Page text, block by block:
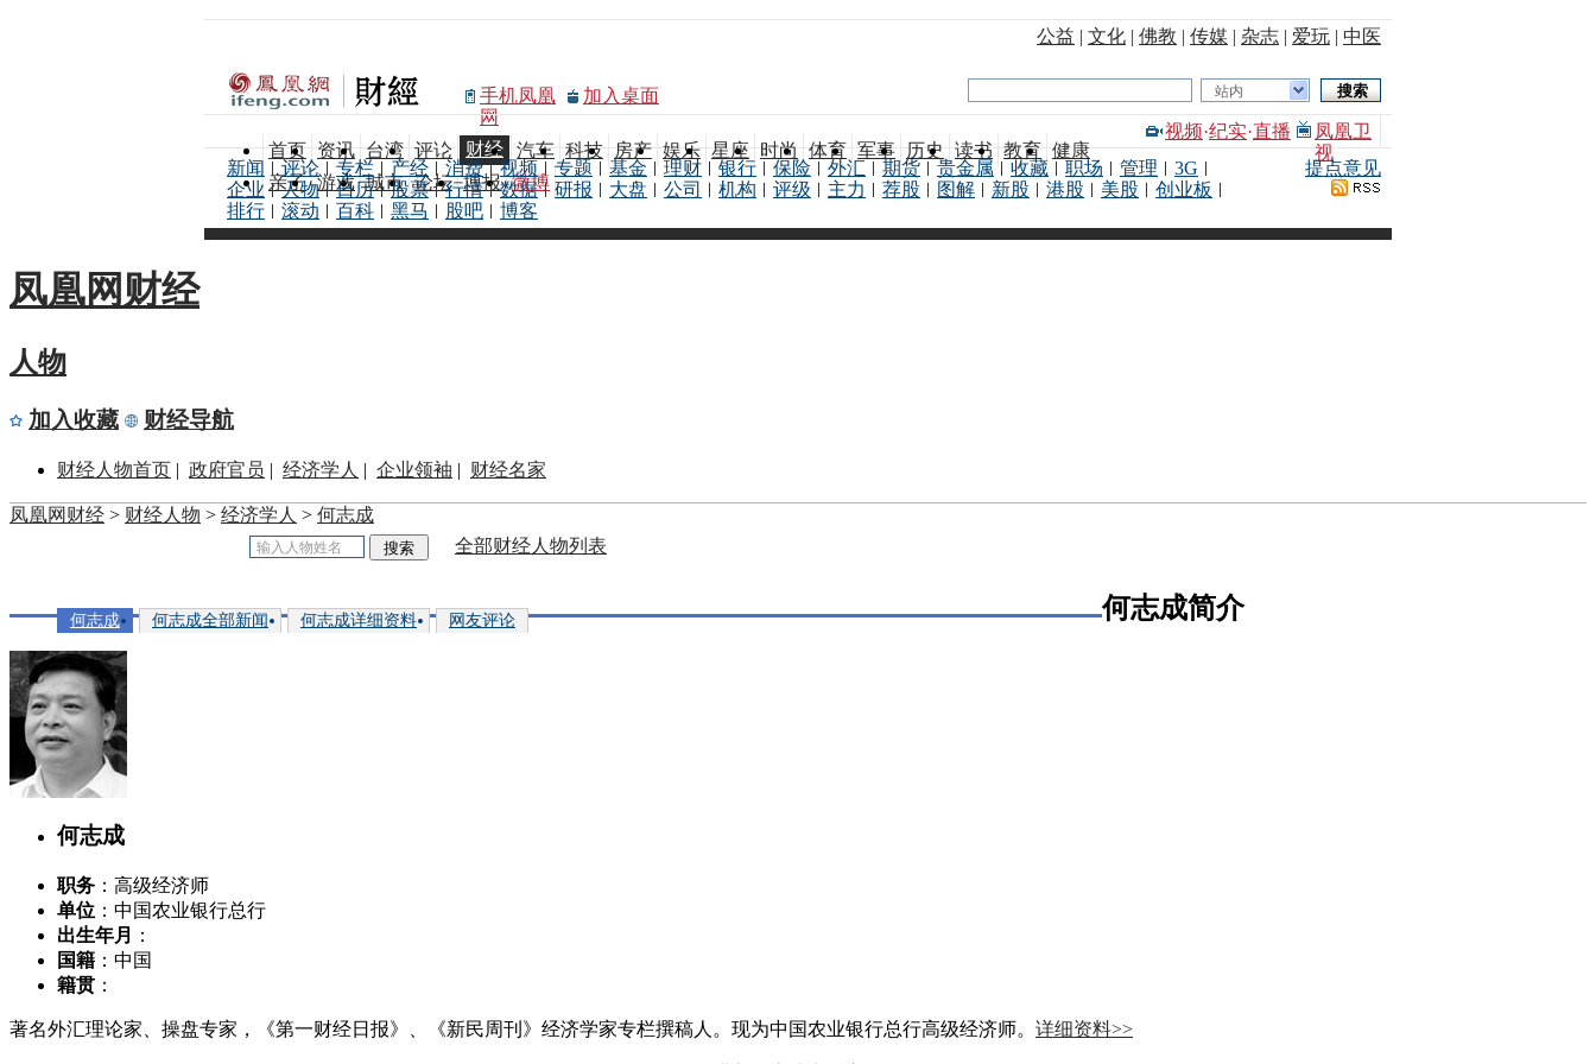
公益 | 文化 | 佛教 | 传媒 | 杂志 | 爱玩 | 中医
手机凤凰
网
加入桌面 站内
首页 资讯 台湾 评论 财经 汽车 科技 房产 娱乐 星座 时尚 体育 军事 历史 读书 教育 健康
亲子 游戏 城市 论坛 博报 微博
视频·纪实·直播
凤凰卫
视
新闻 评论 专栏 产经 消费 视频 专题 基金 理财 银行 保险 外汇 期货 贵金属 收藏 职场 管理
3G
企业
人物 日历 股票 行情 数据 研报 大盘 公司 机构 评级 主力 荐股 图解 新股 港股 美股
创业板
排行
滚动 百科 黑马 股吧 博客
提点意见
凤凰网财经
人物
加入收藏 财经导航
财经人物首页 | 政府官员 | 经济学人 | 企业领袖 | 财经名家
凤凰网财经 > 财经人物 > 经济学人 > 何志成
全部财经人物列表
何志成 何志成全部新闻 何志成详细资料 网友评论 何志成简介
何志成
职务 ：高级经济师
单位 ：中国农业银行总行
出生年月
：
国籍 ：中国
籍贯 ：
著名外汇理论家、操盘专家，《第一财经日报》、《新民周刊》经济学家专栏撰稿人。现为中国农业银行总行高级经济师。 详细资料>>